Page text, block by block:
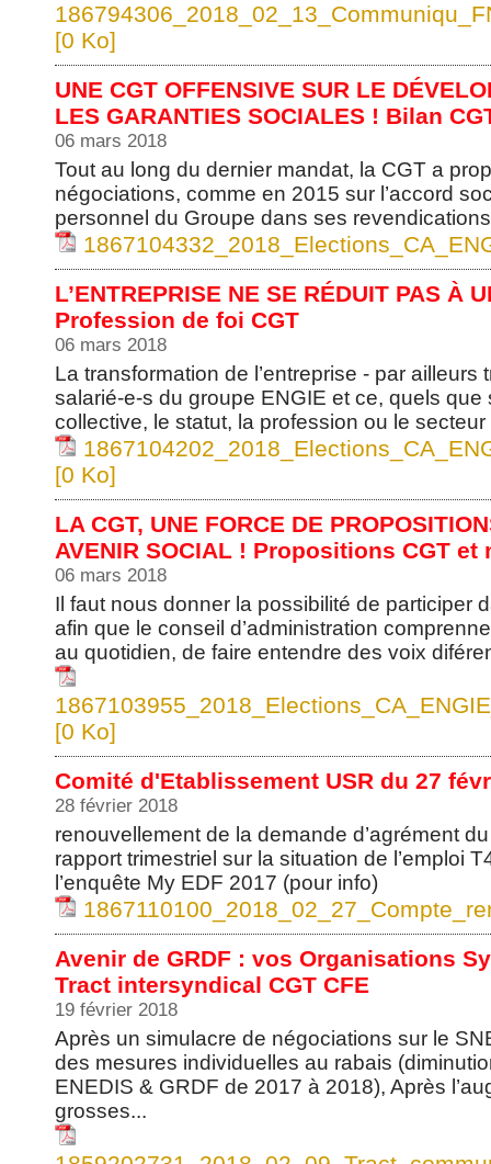
[0 Ko]
UNE CGT OFFENSIVE SUR LE
LES GARANTIES SOCIALES ! Bilan
06 mars 2018
Tout au long du dernier mandat, la CGT a
négociations, comme en 2015 sur l’accord
personnel du Groupe dans ses
L’ENTREPRISE NE SE RÉDUIT PAS À
Profession de foi CGT
06 mars 2018
La transformation de l’entreprise - par
salarié-e-s du groupe ENGIE et ce, quels que
collective, le statut, la profession ou le secteur
[0 Ko]
LA CGT, UNE FORCE DE
AVENIR SOCIAL ! Propositions CGT
06 mars 2018
Il faut nous donner la possibilité de participer
afin que le conseil d’administration
au quotidien, de faire entendre des voix
[0 Ko]
Comité d'Etablissement USR du 27
28 février 2018
renouvellement de la demande d’agrément
rapport trimestriel sur la situation de l’emploi
l’enquête My EDF 2017 (pour info)
Avenir de GRDF : vos Organisations
Tract intersyndical CGT CFE
19 février 2018
Après un simulacre de négociations sur le
des mesures individuelles au rabais
ENEDIS & GRDF de 2017 à 2018), Après
grosses...